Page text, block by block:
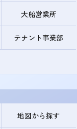
大船営業所
テナント事業部
地図から探す